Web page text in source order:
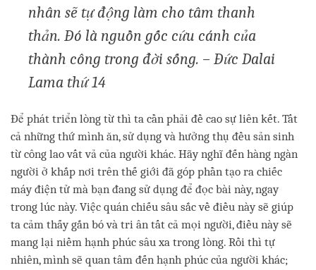
nhân sẽ tự động làm cho tâm thanh
thản. Đó là nguồn gốc cứu cánh của
thành công trong đời sống. – Đức Dalai
Lama thứ 14
Để phát triển lòng từ thì ta cần phải đề cao sự liên kết. Tất
cả những thứ mình ăn, sử dụng và hưởng thụ đều sản sinh
từ công lao vất vả của người khác. Hãy nghĩ đến hàng ngàn
người ở khắp nơi trên thế giới đã góp phần tạo ra chiếc
máy điện tử mà bạn đang sử dụng để đọc bài này, ngay
trong lúc này. Việc quán chiếu sâu sắc về điều này sẽ giúp
ta cảm thấy gắn bó và tri ân tất cả mọi người, điều này sẽ
mang lại niềm hạnh phúc sâu xa trong lòng. Rồi thì tự
nhiên, mình sẽ quan tâm đến hạnh phúc của người khác;